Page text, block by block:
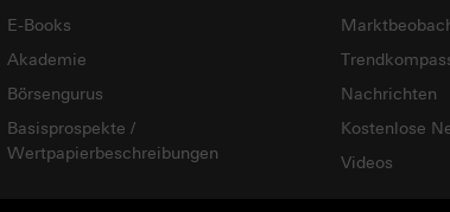
E-Books
Akademie
Börsengurus
Basisprospekte /
Wertpapierbeschreibungen
Nachrichten
Kostenlose
Videos